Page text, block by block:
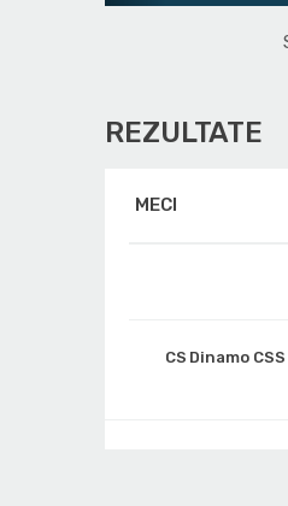
REZULTATE
MECI
CS Dinamo